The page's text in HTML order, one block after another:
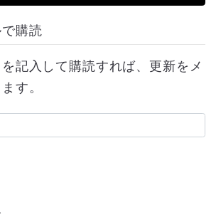
購読
記入して購読すれば、更新をメ
す。